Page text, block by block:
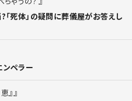
「死体」の疑問に葬儀屋がお答えし
ンペラー
』